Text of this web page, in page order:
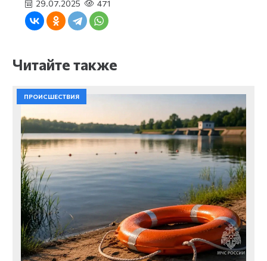
29.07.2025 471
Читайте также
ПРОИСШЕСТВИЯ